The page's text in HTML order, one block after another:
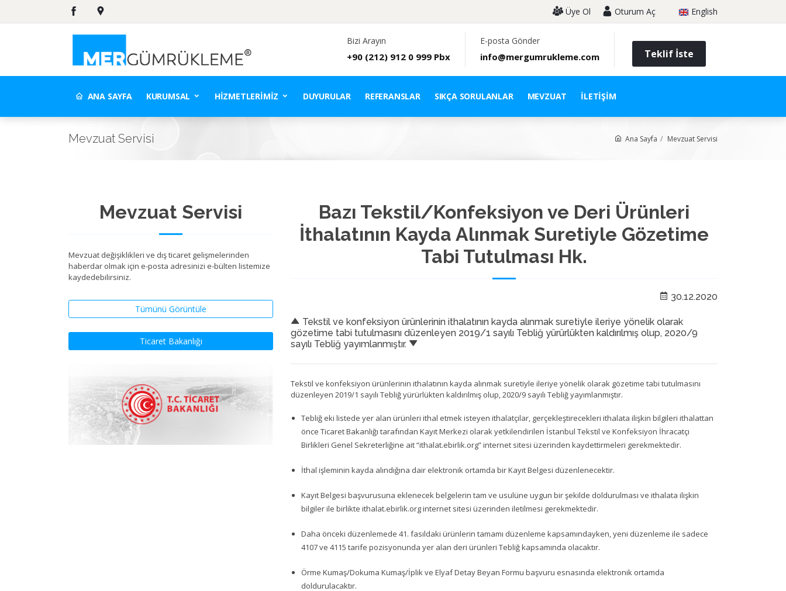
Üye Ol Oturum Aç English
Bizi Arayın
+90 (212) 912 0 999 Pbx
E-posta Gönder
info@mergumrukleme.com Teklif İste
ANA SAYFA KURUMSAL HIZMETLERIMIZ DUYURULAR REFERANSLAR SIKÇA SORULANLAR MEVZUAT İLETIŞIM
Mevzuat Servisi Ana Sayfa Mevzuat Servisi
Mevzuat Servisi
Mevzuat değişiklikleri ve dış ticaret gelişmelerinden
haberdar olmak için e-posta adresinizi e-bülten listemize
kaydedebilirsiniz.
Tümünü Görüntüle
Ticaret Bakanlığı
Bazı Tekstil/Konfeksiyon ve Deri Ürünleri
İthalatının Kayda Alınmak Suretiyle Gözetime
Tabi Tutulması Hk.
30.12.2020
Tekstil ve konfeksiyon ürünlerinin ithalatının kayda alınmak suretiyle ileriye yönelik olarak
gözetime tabi tutulmasını düzenleyen 2019/1 sayılı Tebliğ yürürlükten kaldırılmış olup, 2020/9
sayılı Tebliğ yayımlanmıştır.
Tekstil ve konfeksiyon ürünlerinin ithalatının kayda alınmak suretiyle ileriye yönelik olarak gözetime tabi tutulmasını
düzenleyen 2019/1 sayılı Tebliğ yürürlükten kaldırılmış olup, 2020/9 sayılı Tebliğ yayımlanmıştır.
Tebliğ eki listede yer alan ürünleri ithal etmek isteyen ithalatçılar, gerçekleştirecekleri ithalata ilişkin bilgileri ithalattan
önce Ticaret Bakanlığı tarafından Kayıt Merkezi olarak yetkilendirilen İstanbul Tekstil ve Konfeksiyon İhracatçı
Birlikleri Genel Sekreterliğine ait “ithalat.ebirlik.org” internet sitesi üzerinden kaydettirmeleri gerekmektedir.
İthal işleminin kayda alındığına dair elektronik ortamda bir Kayıt Belgesi düzenlenecektir.
Kayıt Belgesi başvurusuna eklenecek belgelerin tam ve usulüne uygun bir şekilde doldurulması ve ithalata ilişkin
bilgiler ile birlikte ithalat.ebirlik.org internet sitesi üzerinden iletilmesi gerekmektedir.
Daha önceki düzenlemede 41. fasıldaki ürünlerin tamamı düzenleme kapsamındayken, yeni düzenleme ile sadece
4107 ve 4115 tarife pozisyonunda yer alan deri ürünleri Tebliğ kapsamında olacaktır.
Örme Kumaş/Dokuma Kumaş/İplik ve Elyaf Detay Beyan Formu başvuru esnasında elektronik ortamda
doldurulacaktır.